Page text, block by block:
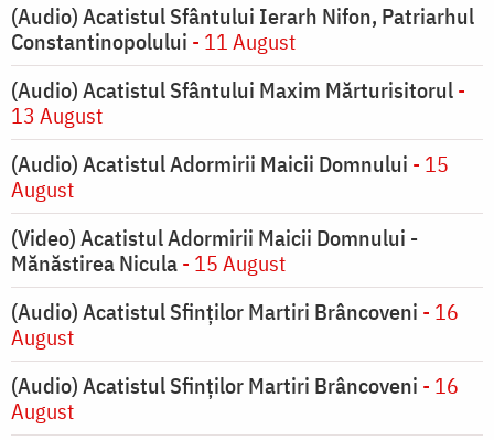
(Audio) Acatistul Sfântului Ierarh Nifon, Patriarhul
Constantinopolului - 11 August
(Audio) Acatistul Sfântului Maxim Mărturisitorul-
13 August
(Audio) Acatistul Adormirii Maicii Domnului - 15
August
(Video) Acatistul Adormirii Maicii Domnului -
Mănăstirea Nicula- 15 August
(Audio) Acatistul Sfinților Martiri Brâncoveni - 16
August
(Audio) Acatistul Sfinților Martiri Brâncoveni - 16
August